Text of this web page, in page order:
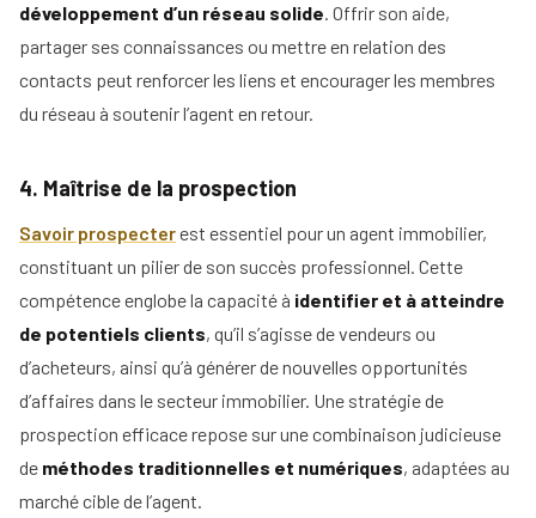
salaire
net
d'un
Le
rôle
d'un
mandataire
immobilier
guide
de
l'IA
l'immobilier
votre
immobilière
rentrer
un
mandat
15
étapes
Les métiers
de
Le
négociateur
Tous
nos
développement d’un réseau solide. Offrir son aide,
partager ses connaissances ou mettre en relation des
contacts peut renforcer les liens et encourager les membres
du réseau à soutenir l’agent en retour.
4. Maîtrise de la prospection
Savoir prospecterest essentiel pour un agent immobilier,
constituant un pilier de son succès professionnel. Cette
compétence englobe la capacité à identifier et à atteindre
de potentiels clients, qu’il s’agisse de vendeurs ou
d’acheteurs, ainsi qu’à générer de nouvelles opportunités
d’affaires dans le secteur immobilier. Une stratégie de
prospection efficace repose sur une combinaison judicieuse
de méthodes traditionnelles et numériques, adaptées au
marché cible de l’agent.